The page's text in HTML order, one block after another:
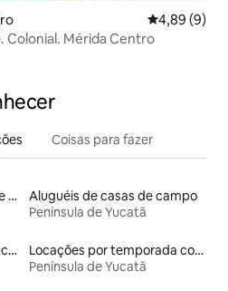
4,89 de uma
4,89 (9)
Colonial. Mérida Centro
Coisas para fazer
Aluguéis por temporada de acomodações de luxo
Aluguéis de casas de campo
Península de Yucatã
Aluguéis de espaços que aceitam animais de estimação
Locações por temporada com piscina
Península de Yucatã